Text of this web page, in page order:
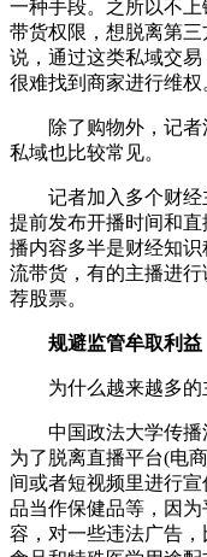
一种手段。之所以不
带货权限，想脱离第
说，通过这类私域交易
很难找到商家进行维权
除了购物外，记
私域也比较常见。
记者加入多个财
提前发布开播时间和
播内容多半是财经知识
流带货，有的主播进
荐股票。
规避监管牟取利益
为什么越来越多
中国政法大学传
为了脱离直播平台(电
间或者短视频里进行
品当作保健品等，因
容，对一些违法广告